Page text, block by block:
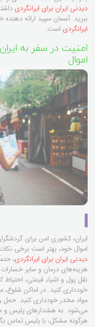
دیدنی ایران برای ایرانگردی
ببرید. آسمان سپید ارائه
ایرانگردی است.
امنیت در سفر به
اموال
ایران، کشوری امن برای
اموال خود، بهتر است برخی
دیدنی ایران برای ایرانگردی،
هزینه‌های درمان و سایر
نقل پول و اشیاء قیمتی،
خودداری کنید. در اماکن
مواد مخدر خودداری کنید.
می‌شود. به هشدارهای پلیس و
هرگونه مشکل، با پلیس تماس